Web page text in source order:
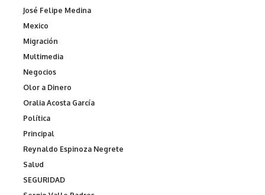
José Felipe Medina
Mexico
Migración
Multimedia
Negocios
Olor a Dinero
Oralia Acosta García
Política
Principal
Reynaldo Espinoza Negrete
Salud
SEGURIDAD